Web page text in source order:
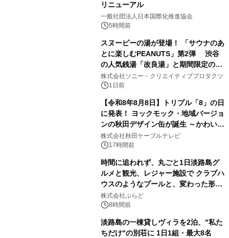
リニューアル
一般社団法人日本国際化推進協会
5時間前
スヌーピーの湯が登場！ 「サウナのあ
とに楽しむPEANUTS」第2弾 渋谷
の人気銭湯「改良湯」と期間限定のコ
ラボレーション サウナイキタイコラ
ボグッズも発売決定！
株式会社ソニー・クリエイティブプロダクツ
1日前
【令和8年8月8日】トリプル「8」の日
に発表！ ヨックモック・地域バージョ
ンの秋田デザイン缶が誕生 ～かわいい
秋田犬の子犬と秋田の四季と名所を巡
るパッケージ～ 9月1日(火)秋田県内で
販売開始
株式会社秋田ケーブルテレビ
17時間前
時間に追われず、丸ごと1日淡路島グ
ルメと観光、レジャー施設で クラブハ
ウスのようなプールと、変わった形の
サウナも 「THE BOXY AWAJI」のお
得な素泊まり連泊プランで
株式会社ぷらど
8時間前
淡路島の一棟貸しヴィラを2泊、"私た
ちだけ"の別荘に 1日1組・最大8名